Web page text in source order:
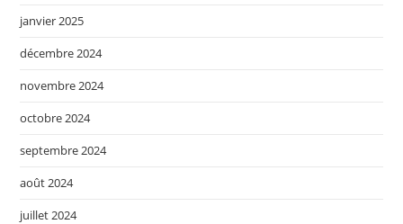
janvier 2025
décembre 2024
novembre 2024
octobre 2024
septembre 2024
août 2024
juillet 2024